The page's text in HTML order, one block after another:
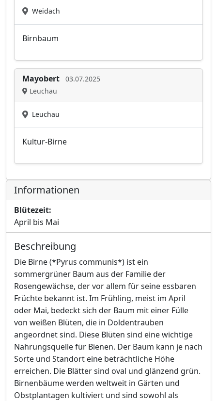
Weidach
Birnbaum
Mayobert
03.07.2025
Leuchau
Leuchau
Kultur-Birne
Informationen
Blütezeit:
April bis Mai
Beschreibung
Die Birne (*Pyrus communis*) ist ein
sommergrüner Baum aus der Familie der
Rosengewächse, der vor allem für seine essbaren
Früchte bekannt ist. Im Frühling, meist im April
oder Mai, bedeckt sich der Baum mit einer Fülle
von weißen Blüten, die in Doldentrauben
angeordnet sind. Diese Blüten sind eine wichtige
Nahrungsquelle für Bienen. Der Baum kann je nach
Sorte und Standort eine beträchtliche Höhe
erreichen. Die Blätter sind oval und glänzend grün.
Birnenbäume werden weltweit in Gärten und
Obstplantagen kultiviert und sind sowohl als